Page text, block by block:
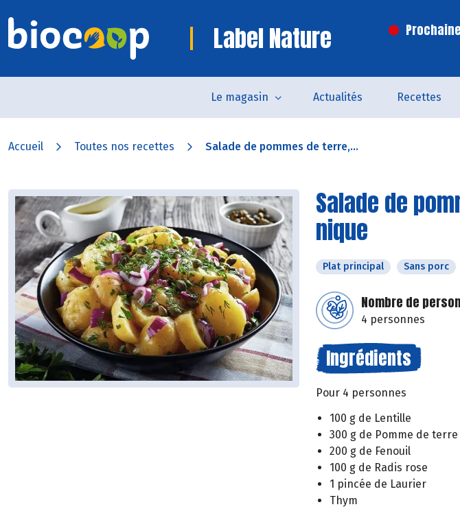
Label Nature
Le magasin Actualités Recettes
Accueil Toutes nos recettes Salade de pommes de terre,...
Salade de
nique
Plat principal Sans porc
Nombre de
4 personnes
Ingrédients
Pour 4 personnes
100 g de Lentille
300 g de Pomme de terre
200 g de Fenouil
100 g de Radis rose
1 pincée de Laurier
Thym